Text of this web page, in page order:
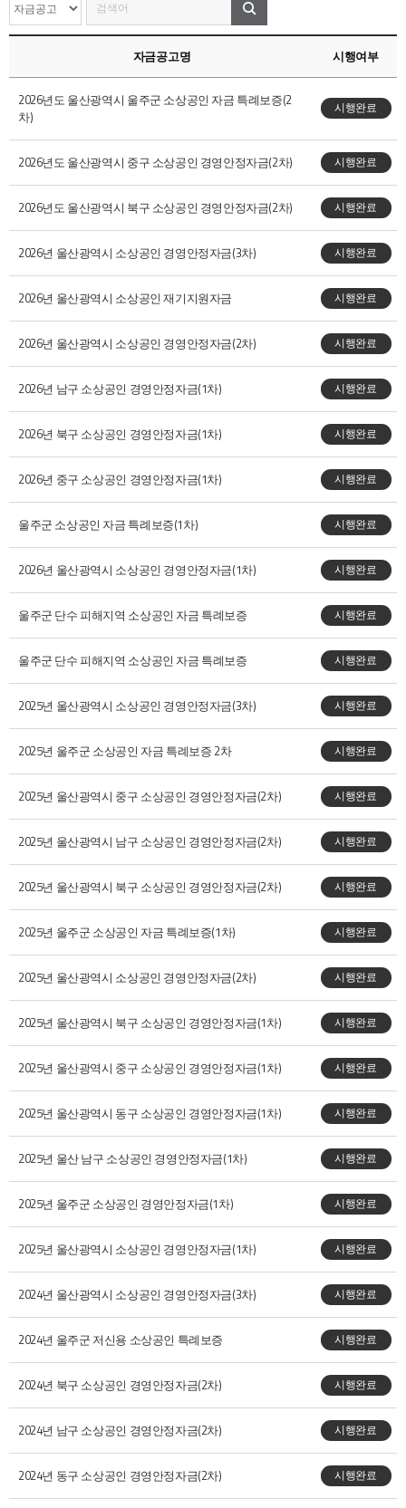
자금공고명 시행여부
2026년도 울산광역시 울주군 소상공인 자금 특례보증(2
차)
시행완료
2026년도 울산광역시 중구 소상공인 경영안정자금(2차) 시행완료
2026년도 울산광역시 북구 소상공인 경영안정자금(2차) 시행완료
2026년 울산광역시 소상공인 경영안정자금(3차) 시행완료
2026년 울산광역시 소상공인 재기지원자금 시행완료
2026년 울산광역시 소상공인 경영안정자금(2차) 시행완료
2026년 남구 소상공인 경영안정자금(1차) 시행완료
2026년 북구 소상공인 경영안정자금(1차) 시행완료
2026년 중구 소상공인 경영안정자금(1차) 시행완료
울주군 소상공인 자금 특례보증(1차) 시행완료
2026년 울산광역시 소상공인 경영안정자금(1차) 시행완료
울주군 단수 피해지역 소상공인 자금 특례보증 시행완료
울주군 단수 피해지역 소상공인 자금 특례보증 시행완료
2025년 울산광역시 소상공인 경영안정자금(3차) 시행완료
2025년 울주군 소상공인 자금 특례보증 2차 시행완료
2025년 울산광역시 중구 소상공인 경영안정자금(2차) 시행완료
2025년 울산광역시 남구 소상공인 경영안정자금(2차) 시행완료
2025년 울산광역시 북구 소상공인 경영안정자금(2차) 시행완료
2025년 울주군 소상공인 자금 특례보증(1차) 시행완료
2025년 울산광역시 소상공인 경영안정자금(2차) 시행완료
2025년 울산광역시 북구 소상공인 경영안정자금(1차) 시행완료
2025년 울산광역시 중구 소상공인 경영안정자금(1차) 시행완료
2025년 울산광역시 동구 소상공인 경영안정자금(1차) 시행완료
2025년 울산 남구 소상공인 경영안정자금(1차) 시행완료
2025년 울주군 소상공인 경영안정자금(1차) 시행완료
2025년 울산광역시 소상공인 경영안정자금(1차) 시행완료
2024년 울산광역시 소상공인 경영안정자금(3차) 시행완료
2024년 울주군 저신용 소상공인 특례보증 시행완료
2024년 북구 소상공인 경영안정자금(2차) 시행완료
2024년 남구 소상공인 경영안정자금(2차) 시행완료
2024년 동구 소상공인 경영안정자금(2차) 시행완료